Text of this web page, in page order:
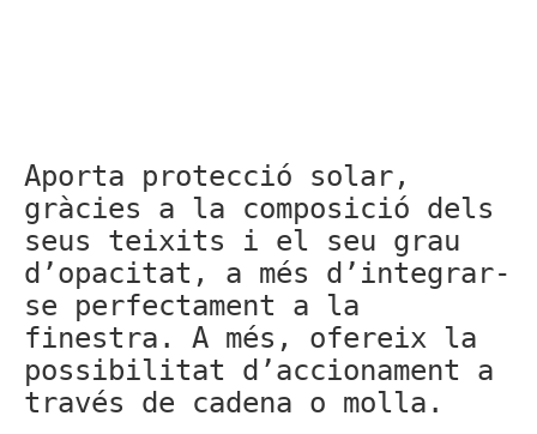
Aporta protecció solar,
gràcies a la composició dels
seus teixits i el seu grau
d’opacitat, a més d’integrar-
se perfectament a la
finestra. A més, ofereix la
possibilitat d’accionament a
través de cadena o molla.